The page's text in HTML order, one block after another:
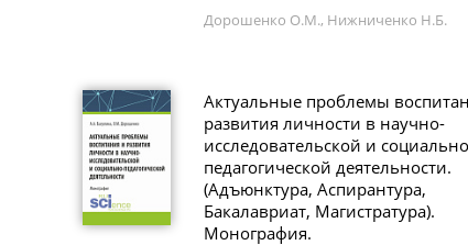
Дорошенко О.М., Нижниченко Н.Б.
Актуальные проблемы
развития личности в научно-
исследовательской и
педагогической деятельности.
(Адъюнктура, Аспирантура,
Бакалавриат, Магистратура).
Монография.